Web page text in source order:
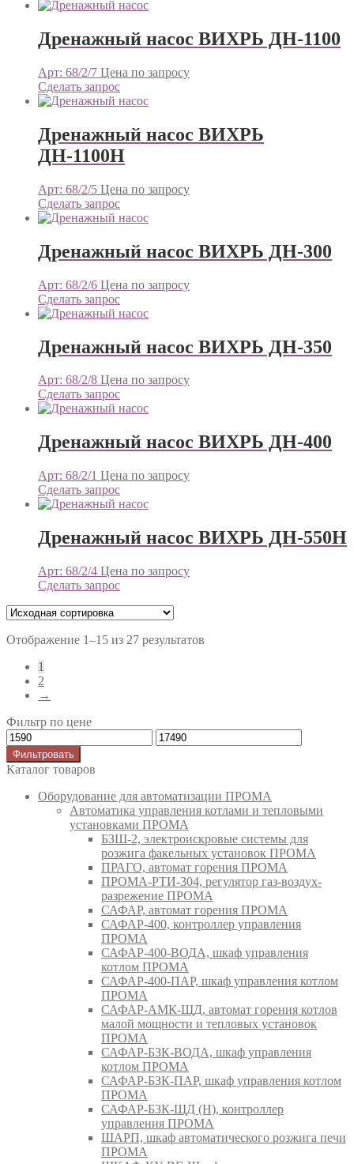
Дренажный насос ВИХРЬ ДН-1100
Арт: 68/2/7 Цена по запросу
Сделать запрос
Дренажный насос ВИХРЬ
ДН-1100Н
Арт: 68/2/5 Цена по запросу
Сделать запрос
Дренажный насос ВИХРЬ ДН-300
Арт: 68/2/6 Цена по запросу
Сделать запрос
Дренажный насос ВИХРЬ ДН-350
Арт: 68/2/8 Цена по запросу
Сделать запрос
Дренажный насос ВИХРЬ ДН-400
Арт: 68/2/1 Цена по запросу
Сделать запрос
Дренажный насос ВИХРЬ ДН-550Н
Арт: 68/2/4 Цена по запросу
Сделать запрос
Отображение 1–15 из 27 результатов
1
2
→
Фильтр по цене
Фильтровать
Каталог товаров
Оборудование для автоматизации ПРОМА
Автоматика управления котлами и тепловыми
установками ПРОМА
БЗШ-2, электроискровые системы для
розжига факельных установок ПРОМА
ПРАГО, автомат горения ПРОМА
ПРОМА-РТИ-304, регулятор газ-воздух-
разрежение ПРОМА
САФАР, автомат горения ПРОМА
САФАР-400, контроллер управления
ПРОМА
САФАР-400-ВОДА, шкаф управления
котлом ПРОМА
САФАР-400-ПАР, шкаф управления котлом
ПРОМА
САФАР-АМК-ЩД, автомат горения котлов
малой мощности и тепловых установок
ПРОМА
САФАР-БЗК-ВОДА, шкаф управления
котлом ПРОМА
САФАР-БЗК-ПАР, шкаф управления котлом
ПРОМА
САФАР-БЗК-ЩД (Н), контроллер
управления ПРОМА
ШАРП, шкаф автоматического розжига печи
ПРОМА